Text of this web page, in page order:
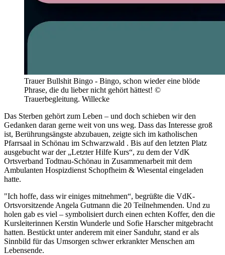
Trauer Bullshit Bingo - Bingo, schon wieder eine blöde
Phrase, die du lieber nicht gehört hättest! ©
Trauerbegleitung. Willecke
Das Sterben gehört zum Leben – und doch schieben wir den
Gedanken daran gerne weit von uns weg. Dass das Interesse groß
ist, Berührungsängste abzubauen, zeigte sich im katholischen
Pfarrsaal in Schönau im Schwarzwald . Bis auf den letzten Platz
ausgebucht war der „Letzter Hilfe Kurs“, zu dem der VdK
Ortsverband Todtnau-Schönau in Zusammenarbeit mit dem
Ambulanten Hospizdienst Schopfheim & Wiesental eingeladen
hatte.
"Ich hoffe, dass wir einiges mitnehmen“, begrüßte die VdK-
Ortsvorsitzende Angela Gutmann die 20 Teilnehmenden. Und zu
holen gab es viel – symbolisiert durch einen echten Koffer, den die
Kursleiterinnen Kerstin Wunderle und Sofie Harscher mitgebracht
hatten. Bestückt unter anderem mit einer Sanduhr, stand er als
Sinnbild für das Umsorgen schwer erkrankter Menschen am
Lebensende.